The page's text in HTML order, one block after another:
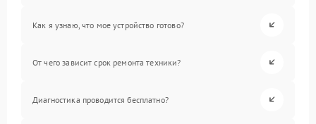
Как я узнаю, что мое устройство готово?
От чего зависит срок ремонта техники?
Диагностика проводится бесплатно?